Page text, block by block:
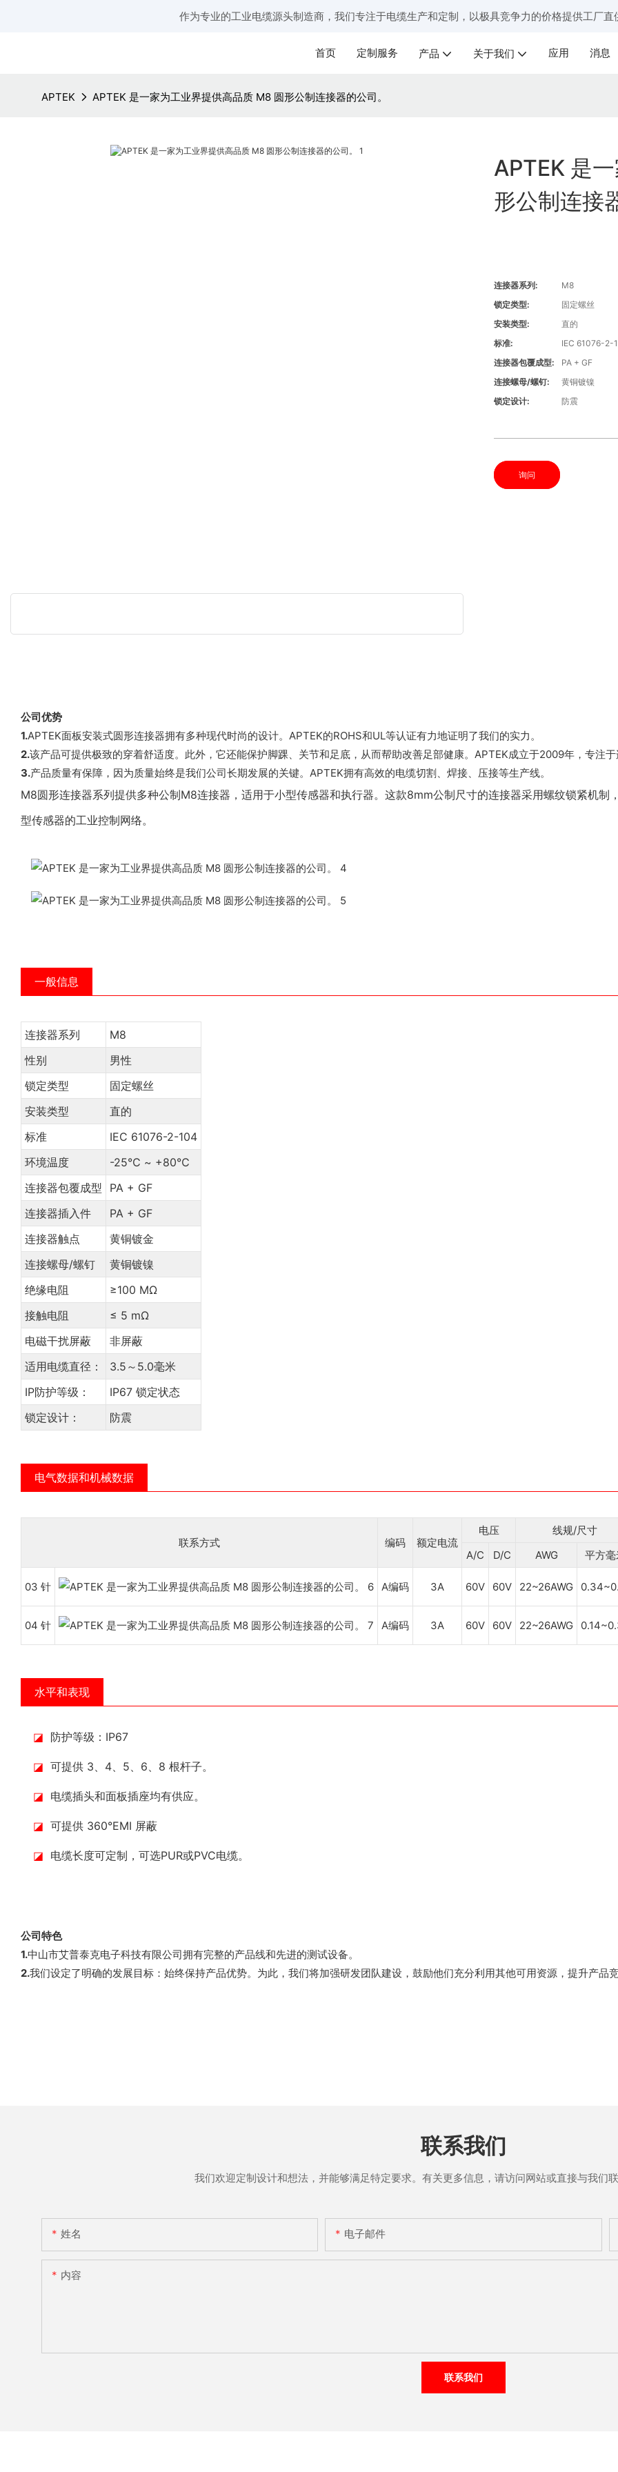
作为专业的工业电缆源头制造商，我们专注于电缆生产和定制，以极具竞争力的价格提供工厂
首页 定制服务 产品 关于我们 应用 消息
APTEK APTEK 是一家为工业界提供高品质 M8 圆形公制连接器的公司。
APTEK 是
形公制连接
连接器系列:
M8
锁定类型:
固定螺丝
安装类型:
直的
标准:
IEC 61076-2-
连接器包覆成型:
PA + GF
连接螺母/螺钉:
黄铜镀镍
锁定设计:
防震
询问
公司优势
1.APTEK面板安装式圆形连接器拥有多种现代时尚的设计。APTEK的ROHS和UL等认证有力地证明了我们的实力。
2.该产品可提供极致的穿着舒适度。此外，它还能保护脚踝、关节和足底，从而帮助改善足部健康。APTEK成立于2009年，专注
3.产品质量有保障，因为质量始终是我们公司长期发展的关键。APTEK拥有高效的电缆切割、焊接、压接等生产线。
M8圆形连接器系列提供多种公制M8连接器，适用于小型传感器和执行器。这款8mm公制尺寸的连接器采用螺纹锁紧机制
型传感器的工业控制网络。
一般信息
连接器系列
M8
性别
男性
锁定类型
固定螺丝
安装类型
直的
标准
IEC 61076-2-104
环境温度
-25℃ ~ +80℃
连接器包覆成型
PA + GF
连接器插入件
PA + GF
连接器触点
黄铜镀金
连接螺母/螺钉
黄铜镀镍
绝缘电阻
≥100 MΩ
接触电阻
≤ 5 mΩ
电磁干扰屏蔽
非屏蔽
适用电缆直径：
3.5～5.0毫米
IP防护等级：
IP67 锁定状态
锁定设计：
防震
电气数据和机械数据
联系方式 编码 额定电流
电压
线规/尺寸
A/C
D/C AWG 平方
03 针 A编码 3A 60V 60V 22~26AWG
04 针 A编码 3A 60V 60V 22~26AWG
水平和表现
◪ 防护等级：IP67
◪ 可提供 3、4、5、6、8 根杆子。
◪ 电缆插头和面板插座均有供应。
◪ 可提供 360°EMI 屏蔽
◪ 电缆长度可定制，可选PUR或PVC电缆。
公司特色
1.中山市艾普泰克电子科技有限公司拥有完整的产品线和先进的测试设备。
2.我们设定了明确的发展目标：始终保持产品优势。为此，我们将加强研发团队建设，鼓励他们充分利用其他可用资源，提升产品
联系我们
我们欢迎定制设计和想法，并能够满足特定要求。有关更多信息，请访问网站或直接与我们
姓名 电子邮件
内容
联系我们